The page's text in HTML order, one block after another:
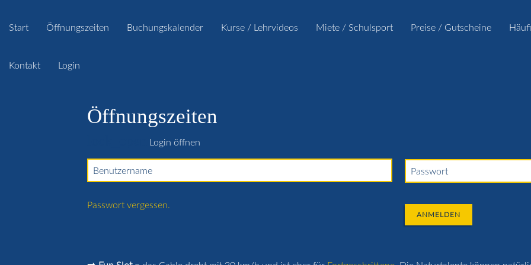
Start Öffnungszeiten Buchungskalender Kurse / Lehrvideos Miete / Schulsport Preise / Gutscheine
Kontakt Login
Öffnungszeiten
Login öffnen
Benutzername Passwort
Passwort vergessen.
ANMELDEN